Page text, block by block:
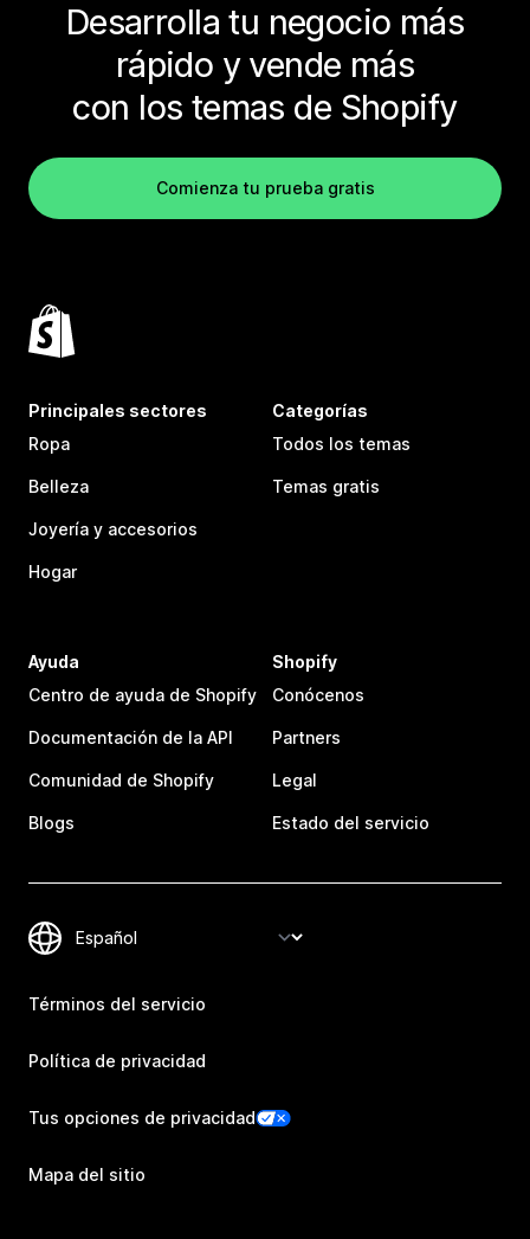
Desarrolla tu negocio más
rápido y vende más
con los temas de Shopify
Comienza tu prueba gratis
Principales sectores
Ropa
Belleza
Joyería y accesorios
Hogar
Categorías
Todos los temas
Temas gratis
Ayuda
Centro de ayuda de Shopify
Documentación de la API
Comunidad de Shopify
Blogs
Shopify
Conócenos
Partners
Legal
Estado del servicio
Términos del servicio
Política de privacidad
Tus opciones de privacidad
Mapa del sitio